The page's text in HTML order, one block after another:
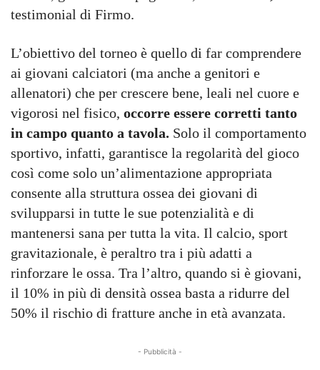
testimonial di Firmo.
L’obiettivo del torneo è quello di far comprendere
ai giovani calciatori (ma anche a genitori e
allenatori) che per crescere bene, leali nel cuore e
vigorosi nel fisico, occorre essere corretti tanto
in campo quanto a tavola. Solo il comportamento
sportivo, infatti, garantisce la regolarità del gioco
così come solo un’alimentazione appropriata
consente alla struttura ossea dei giovani di
svilupparsi in tutte le sue potenzialità e di
mantenersi sana per tutta la vita. Il calcio, sport
gravitazionale, è peraltro tra i più adatti a
rinforzare le ossa. Tra l’altro, quando si è giovani,
il 10% in più di densità ossea basta a ridurre del
50% il rischio di fratture anche in età avanzata.
- Pubblicità -